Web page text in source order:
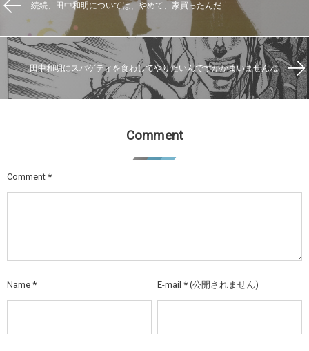
続続、田中和明については、やめて、家買ったんだ
田中和明にスパゲティを食わしてやりたいんですがかまいませんね
Comment
Comment *
Name * E-mail * (公開されません)